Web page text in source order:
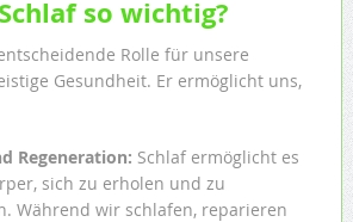
so wichtig?
Rolle für unsere
Gesundheit. Er ermöglicht uns,
Regeneration: Schlaf ermöglicht es
sich zu erholen und zu
Während wir schlafen, reparieren